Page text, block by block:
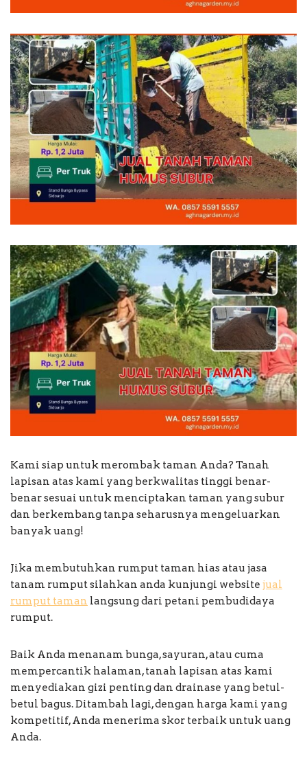
Kami siap untuk merombak taman Anda? Tanah
lapisan atas kami yang berkwalitas tinggi benar-
benar sesuai untuk menciptakan taman yang subur
dan berkembang tanpa seharusnya mengeluarkan
banyak uang!
Jika membutuhkan rumput taman hias atau jasa
tanam rumput silahkan anda kunjungi website jual
rumput taman langsung dari petani pembudidaya
rumput.
Baik Anda menanam bunga, sayuran, atau cuma
mempercantik halaman, tanah lapisan atas kami
menyediakan gizi penting dan drainase yang betul-
betul bagus. Ditambah lagi, dengan harga kami yang
kompetitif, Anda menerima skor terbaik untuk uang
Anda.